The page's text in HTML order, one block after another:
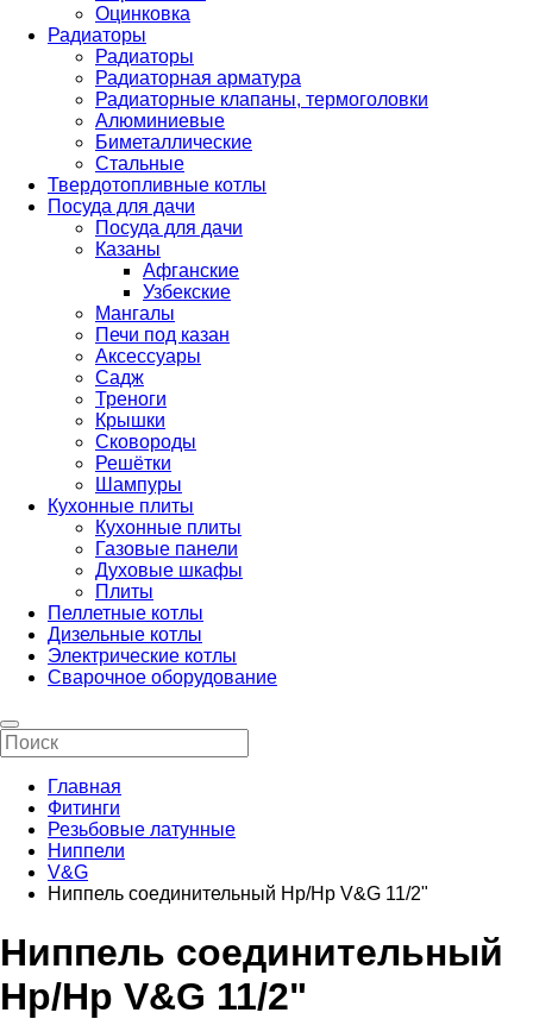
Оцинковка
Радиаторы
Радиаторы
Радиаторная арматура
Радиаторные клапаны, термоголовки
Алюминиевые
Биметаллические
Стальные
Твердотопливные котлы
Посуда для дачи
Посуда для дачи
Казаны
Афганские
Узбекские
Мангалы
Печи под казан
Аксессуары
Садж
Треноги
Крышки
Сковороды
Решётки
Шампуры
Кухонные плиты
Кухонные плиты
Газовые панели
Духовые шкафы
Плиты
Пеллетные котлы
Дизельные котлы
Электрические котлы
Сварочное оборудование
Главная
Фитинги
Резьбовые латунные
Ниппели
V&G
Ниппель соединительный Нр/Нр V&G 11/2"
Ниппель соединительный
Нр/Нр V&G 11/2"